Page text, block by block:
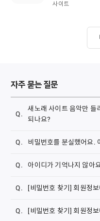
사이트
자주 묻는 질문
새노래 사이트 음악만 들
되나요?
비밀번호를 분실했어요.
찾기]를 클릭합니다.
아이디가 기억나지 않아
클릭합니다.
[비밀번호 찾기] 회원정
1.[회원정보에 등록한
[비밀번호 찾기] 회원정